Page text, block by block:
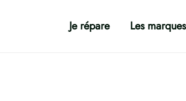
Je répare Les marques